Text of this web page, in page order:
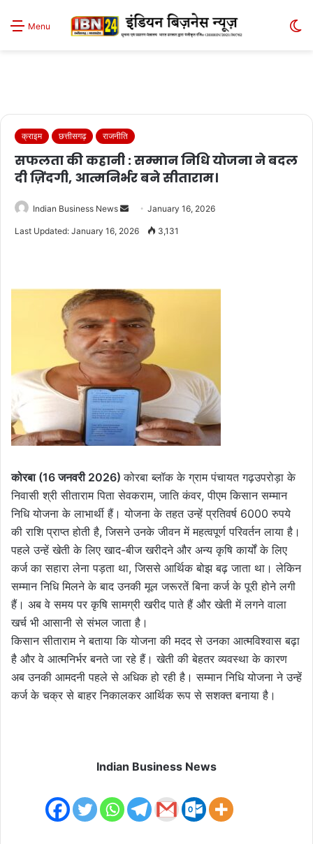
Menu
क्राइम छत्तीसगढ़ राजनीति
सफलता की कहानी : सम्मान निधि योजना ने बदल
दी ज़िंदगी, आत्मनिर्भर बने सीताराम।
Indian Business News
Send January 16, 2026
Last Updated: January 16, 2026 3,131
कोरबा (16 जनवरी 2026)कोरबा ब्लॉक के ग्राम पंचायत गढ़उपरोड़ा के
निवासी श्री सीताराम पिता सेवकराम, जाति कंवर, पीएम किसान सम्मान
निधि योजना के लाभार्थी हैं। योजना के तहत उन्हें प्रतिवर्ष 6000 रुपये
की राशि प्राप्त होती है, जिसने उनके जीवन में महत्वपूर्ण परिवर्तन लाया है।
पहले उन्हें खेती के लिए खाद-बीज खरीदने और अन्य कृषि कार्यों के लिए
कर्ज का सहारा लेना पड़ता था, जिससे आर्थिक बोझ बढ़ जाता था। लेकिन
सम्मान निधि मिलने के बाद उनकी मूल जरूरतें बिना कर्ज के पूरी होने लगी
हैं। अब वे समय पर कृषि सामग्री खरीद पाते हैं और खेती में लगने वाला
खर्च भी आसानी से संभल जाता है।
किसान सीताराम ने बताया कि योजना की मदद से उनका आत्मविश्वास बढ़ा
है और वे आत्मनिर्भर बनते जा रहे हैं। खेती की बेहतर व्यवस्था के कारण
अब उनकी आमदनी पहले से अधिक हो रही है। सम्मान निधि योजना ने उन्हें
कर्ज के चक्र से बाहर निकालकर आर्थिक रूप से सशक्त बनाया है।
Indian Business News